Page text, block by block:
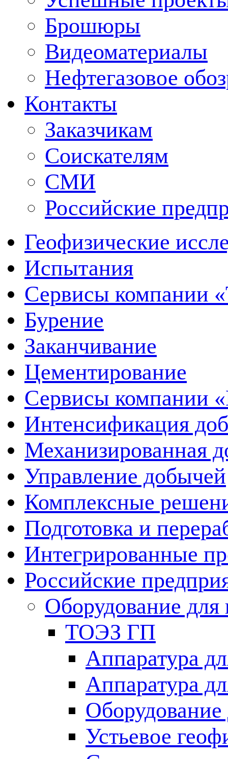
Брошюры
Видеоматериалы
Нефтегазовое
Контакты
Заказчикам
Соискателям
СМИ
Российские
Геофизические
Испытания
Сервисы компании
Бурение
Заканчивание
Цементирование
Сервисы компании
Интенсификация
Механизированная
Управление добычей
Комплексные
Подготовка и
Интегрированные
Российские
Оборудование для
ТОЭЗ ГП
Аппаратура
Аппаратура
Устьевое